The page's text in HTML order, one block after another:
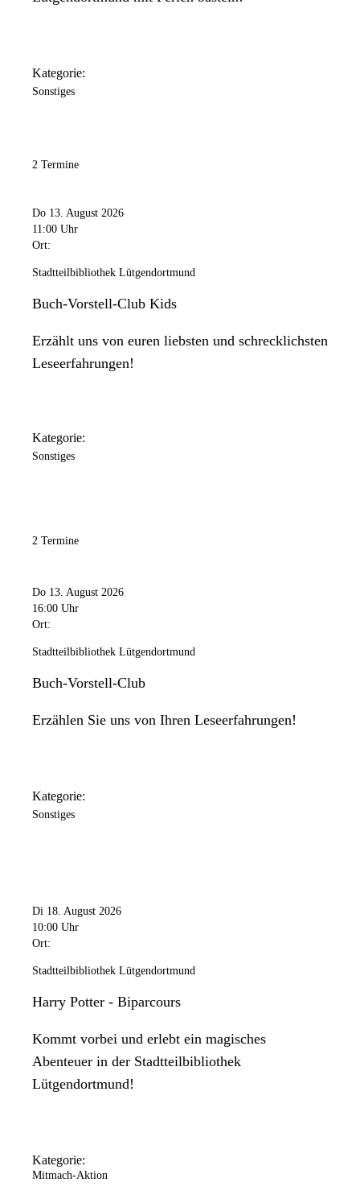
Kategorie:
Sonstiges
2 Termine
Do 13. August 2026
11:00 Uhr
Ort:
Stadtteilbibliothek Lütgendortmund
Buch-Vorstell-Club Kids
Erzählt uns von euren liebsten und schrecklichsten
Leseerfahrungen!
Kategorie:
Sonstiges
2 Termine
Do 13. August 2026
16:00 Uhr
Ort:
Stadtteilbibliothek Lütgendortmund
Buch-Vorstell-Club
Erzählen Sie uns von Ihren Leseerfahrungen!
Kategorie:
Sonstiges
Di 18. August 2026
10:00 Uhr
Ort:
Stadtteilbibliothek Lütgendortmund
Harry Potter - Biparcours
Kommt vorbei und erlebt ein magisches
Abenteuer in der Stadtteilbibliothek
Lütgendortmund!
Kategorie:
Mitmach-Aktion